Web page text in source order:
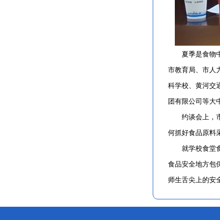
夏季是食物中
市教育局、市人
科学校、黄河交
团有限公司等大
约谈会上，市
何抓好食品原料
就学校食堂食
食品安全地方包
师生舌尖上的安